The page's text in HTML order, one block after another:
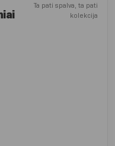
Ta pati spalva, ta pati
kolekcija